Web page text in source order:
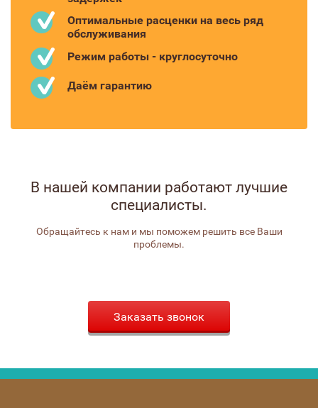
Оптимальные расценки на весь ряд
обслуживания
Режим работы - круглосуточно
Даём гарантию
В нашей компании работают лучшие
специалисты.
Обращайтесь к нам и мы поможем решить все Ваши
проблемы.
Заказать звонок